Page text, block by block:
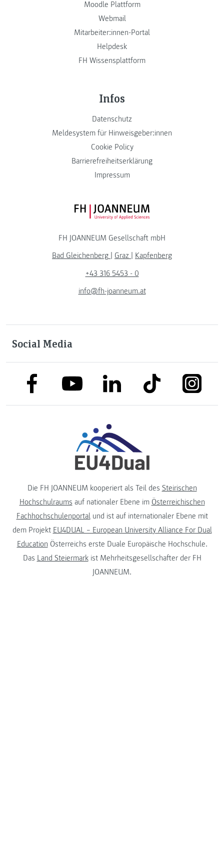
Moodle Plattform
Webmail
Mitarbeiter:innen-Portal
Helpdesk
FH Wissensplattform
Infos
Datenschutz
Meldesystem für Hinweisgeber:innen
Cookie Policy
Barrierefreiheitserklärung
Impressum
FH JOANNEUM Logo
FH JOANNEUM Gesellschaft mbH
Bad Gleichenberg
Graz
Kapfenberg
+43 316 5453 - 0
info@fh-joanneum.at
Social Media
link to facebooklink to youtubelink to linkedinlink to tiktok
Die FH JOANNEUM kooperiert als Teil des Steirischen
Hochschulraums auf nationaler Ebene im Österreichischen
Fachhochschulenportalund ist auf internationaler Ebene mit
dem Projekt EU4DUAL – European University Alliance For Dual
Education Österreichs erste Duale Europäische Hochschule.
Das Land Steiermarkist Mehrheitsgesellschafter der FH
JOANNEUM.